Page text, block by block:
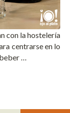
con la hostelería
centrarse en lo
…